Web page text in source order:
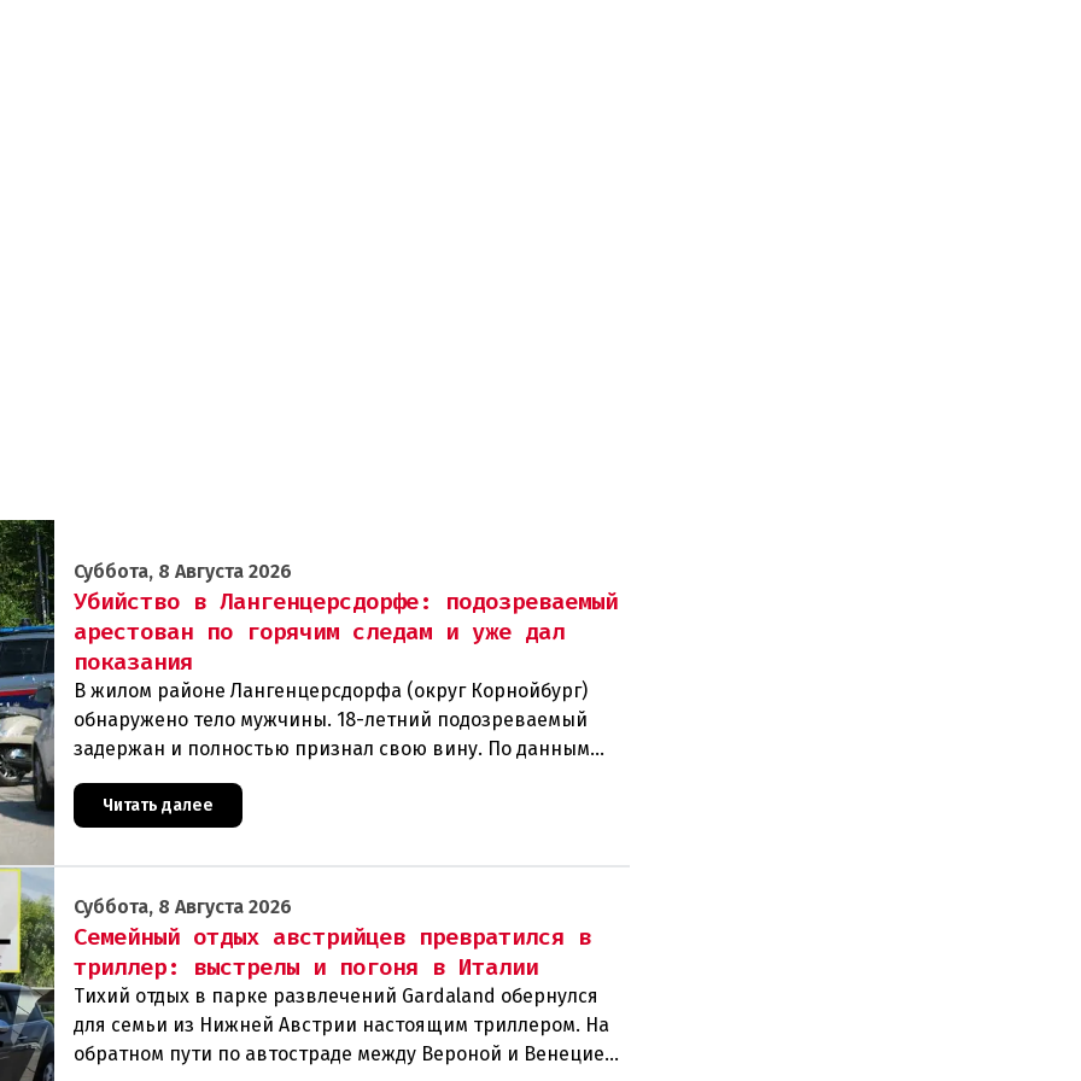
Суббота, 8 Августа 2026
Убийство в Лангенцерсдорфе: подозреваемый
арестован по горячим следам и уже дал
показания
В жилом районе Лангенцерсдорфа (округ Корнойбург)
обнаружено тело мужчины. 18-летний подозреваемый
задержан и полностью признал свою вину. По данным
следствия, преступление могло быть совершено на поч
Читать далее
Суббота, 8 Августа 2026
Семейный отдых австрийцев превратился в
триллер: выстрелы и погоня в Италии
Тихий отдых в парке развлечений Gardaland обернулся
для семьи из Нижней Австрии настоящим триллером. На
обратном пути по автостраде между Вероной и Венецией